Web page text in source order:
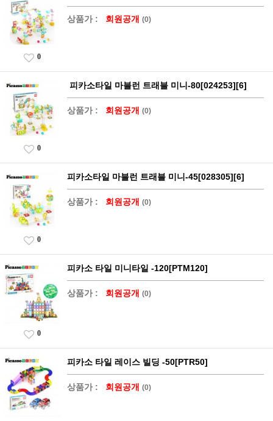
상품가 : 회원공개 (0)
0
피카소타일 마블런 트래블 미니-80[024253][6]
상품가 : 회원공개 (0)
0
피카소타일 마블런 트래블 미니-45[028305][6]
상품가 : 회원공개 (0)
0
피카소 타일 미니타일 -120[PTM120]
상품가 : 회원공개 (0)
0
피카소 타일 레이스 빌딩 -50[PTR50]
상품가 : 회원공개 (0)